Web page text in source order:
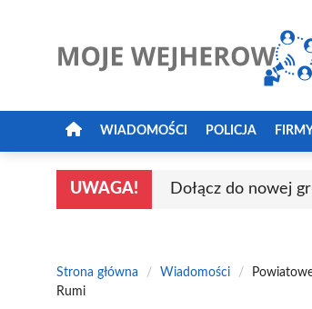
WIADOMOŚCI POLICJA
UWAGA! Dołącz do nowej
Strona główna / Wiadomości /
Rumi